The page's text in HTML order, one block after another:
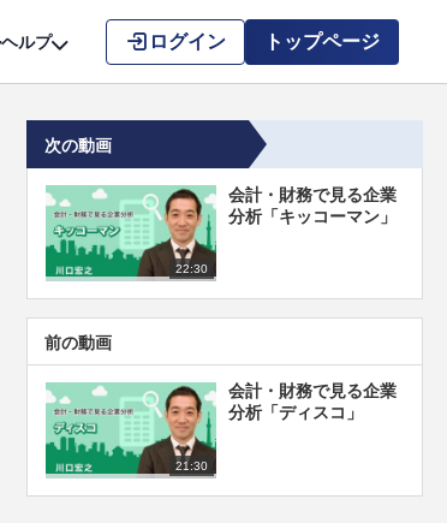
ヘルプ ログイン トップページ
次の動画
22:30
会計・財務で見る企業
分析「キッコーマン」
前の動画
21:30
会計・財務で見る企業
分析「ディスコ」